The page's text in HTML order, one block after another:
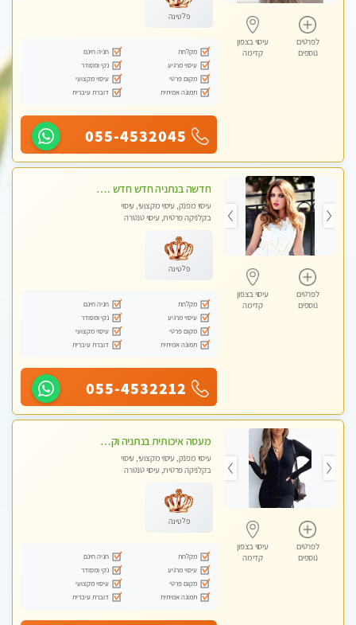
לפרטים
נוספים
עיסוי בצפון
קדימה
פלטינה
מקלחת
חניה חינם
עיסוי מרגיע
נקי ומסודר
מקום פרטי
עיסוי מקצועי
תמונה אמיתית
דוברת עיברית
055-4532045
לפרטים
נוספים
עיסוי בצפון
קדימה
חדשה בנתניה חדש חדש .כל סוגי העיסויים במקום הכי מושלם בעיר . highly recommended..new in the city
עיסוי מפנק, עיסוי מקצועי, עיסוי
בקלניקה פרטית, עיסוי טנטרה
פלטינה
מקלחת
חניה חינם
עיסוי מרגיע
נקי ומסודר
מקום פרטי
עיסוי מקצועי
תמונה אמיתית
דוברת עיברית
055-4532212
לפרטים
נוספים
עיסוי בצפון
קדימה
מעסה איכותית בנתניה וקלאסית מזמינה אותך לעיסוי נעים מפנק ומרגיע
עיסוי מפנק, עיסוי מקצועי, עיסוי
בקלניקה פרטית, עיסוי טנטרה
פלטינה
מקלחת
חניה חינם
עיסוי מרגיע
נקי ומסודר
מקום פרטי
עיסוי מקצועי
תמונה אמיתית
דוברת עיברית